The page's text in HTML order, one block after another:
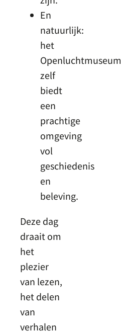
En
natuurlijk:
het
Openluchtmuseum
zelf
biedt
een
prachtige
omgeving
vol
geschiedenis
en
beleving.
Deze dag
draait om
het
plezier
van lezen,
het delen
van
verhalen